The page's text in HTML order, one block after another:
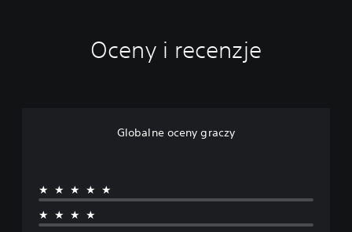
Oceny i recenzje
Globalne oceny graczy
★★★★★
★★★★